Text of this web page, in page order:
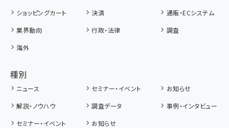
ショッピングカート
決済
通販・ECシステム
業界動向
行政・法律
調査
海外
種別
ニュース セミナー・イベント
お知らせ
解説・ノウハウ
調査データ
事例・インタビュー
セミナー・イベント
お知らせ